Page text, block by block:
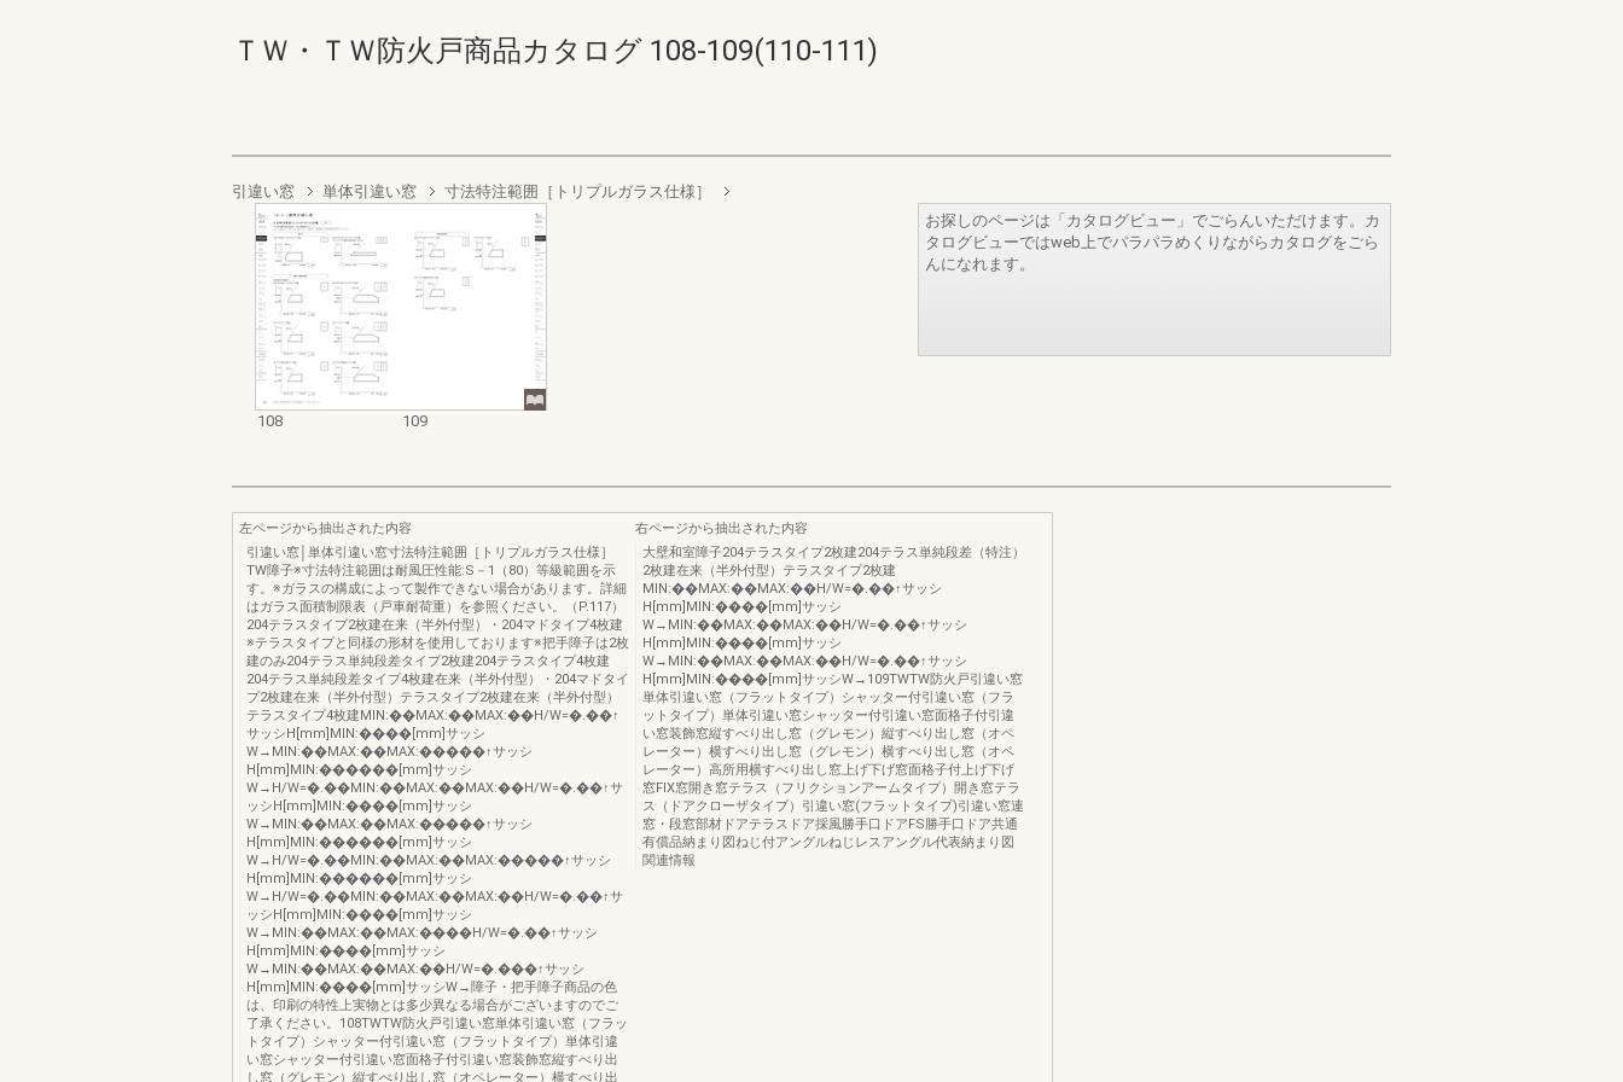
ＴＷ・ＴＷ防火戸商品カタログ 108-109(110-111)
引違い窓 単体引違い窓 寸法特注範囲［トリプルガラス仕様］
108 109
お探しのページは「カタログビュー」でごらんいただけます。カ
タログビューではweb上でパラパラめくりながらカタログをごら
んになれます。
左ページから抽出された内容
引違い窓│単体引違い窓寸法特注範囲［トリプルガラス仕様］
TW障子※寸法特注範囲は耐風圧性能:S－1（80）等級範囲を示
す。※ガラスの構成によって製作できない場合があります。詳細
はガラス面積制限表（戸車耐荷重）を参照ください。（P.117）
204テラスタイプ2枚建在来（半外付型）・204マドタイプ4枚建
※テラスタイプと同様の形材を使用しております※把手障子は2枚
建のみ204テラス単純段差タイプ2枚建204テラスタイプ4枚建
204テラス単純段差タイプ4枚建在来（半外付型）・204マドタイ
プ2枚建在来（半外付型）テラスタイプ2枚建在来（半外付型）
テラスタイプ4枚建MIN:��MAX:��MAX:��H/W=�.��↑
サッシH[mm]MIN:����[mm]サッシ
W→MIN:��MAX:��MAX:�����↑サッシ
H[mm]MIN:������[mm]サッシ
W→H/W=�.��MIN:��MAX:��MAX:��H/W=�.��↑サ
ッシH[mm]MIN:����[mm]サッシ
W→MIN:��MAX:��MAX:�����↑サッシ
H[mm]MIN:������[mm]サッシ
W→H/W=�.��MIN:��MAX:��MAX:�����↑サッシ
H[mm]MIN:������[mm]サッシ
W→H/W=�.��MIN:��MAX:��MAX:��H/W=�.��↑サ
ッシH[mm]MIN:����[mm]サッシ
W→MIN:��MAX:��MAX:����H/W=�.��↑サッシ
H[mm]MIN:����[mm]サッシ
W→MIN:��MAX:��MAX:��H/W=�.���↑サッシ
H[mm]MIN:����[mm]サッシW→障子・把手障子商品の色
は、印刷の特性上実物とは多少異なる場合がございますのでご
了承ください。108TWTW防火戸引違い窓単体引違い窓（フラッ
トタイプ）シャッター付引違い窓（フラットタイプ）単体引違
い窓シャッター付引違い窓面格子付引違い窓装飾窓縦すべり出
し窓（グレモン）縦すべり出し窓（オペレーター）横すべり出
右ページから抽出された内容
大壁和室障子204テラスタイプ2枚建204テラス単純段差（特注）
2枚建在来（半外付型）テラスタイプ2枚建
MIN:��MAX:��MAX:��H/W=�.��↑サッシ
H[mm]MIN:����[mm]サッシ
W→MIN:��MAX:��MAX:��H/W=�.��↑サッシ
H[mm]MIN:����[mm]サッシ
W→MIN:��MAX:��MAX:��H/W=�.��↑サッシ
H[mm]MIN:����[mm]サッシW→109TWTW防火戸引違い窓
単体引違い窓（フラットタイプ）シャッター付引違い窓（フラ
ットタイプ）単体引違い窓シャッター付引違い窓面格子付引違
い窓装飾窓縦すべり出し窓（グレモン）縦すべり出し窓（オペ
レーター）横すべり出し窓（グレモン）横すべり出し窓（オペ
レーター）高所用横すべり出し窓上げ下げ窓面格子付上げ下げ
窓FIX窓開き窓テラス（フリクションアームタイプ）開き窓テラ
ス（ドアクローザタイプ）引違い窓(フラットタイプ)引違い窓連
窓・段窓部材ドアテラスドア採風勝手口ドアFS勝手口ドア共通
有償品納まり図ねじ付アングルねじレスアングル代表納まり図
関連情報